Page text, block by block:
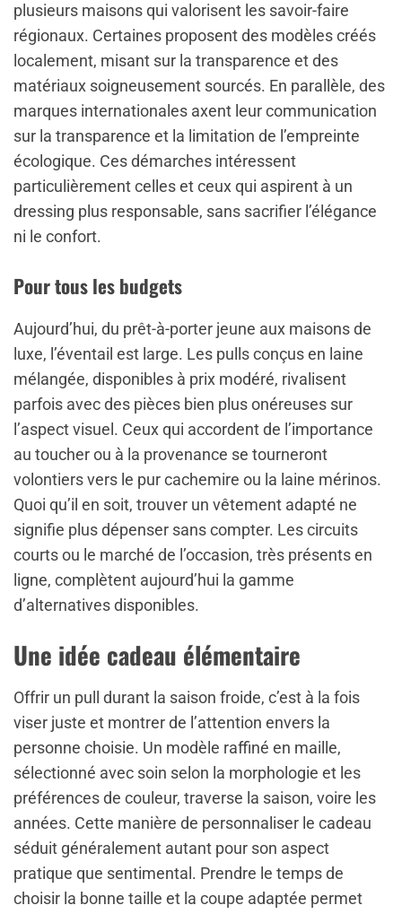
plusieurs maisons qui valorisent les savoir-faire
régionaux. Certaines proposent des modèles créés
localement, misant sur la transparence et des
matériaux soigneusement sourcés. En parallèle, des
marques internationales axent leur communication
sur la transparence et la limitation de l’empreinte
écologique. Ces démarches intéressent
particulièrement celles et ceux qui aspirent à un
dressing plus responsable, sans sacrifier l’élégance
ni le confort.
Pour tous les budgets
Aujourd’hui, du prêt-à-porter jeune aux maisons de
luxe, l’éventail est large. Les pulls conçus en laine
mélangée, disponibles à prix modéré, rivalisent
parfois avec des pièces bien plus onéreuses sur
l’aspect visuel. Ceux qui accordent de l’importance
au toucher ou à la provenance se tourneront
volontiers vers le pur cachemire ou la laine mérinos.
Quoi qu’il en soit, trouver un vêtement adapté ne
signifie plus dépenser sans compter. Les circuits
courts ou le marché de l’occasion, très présents en
ligne, complètent aujourd’hui la gamme
d’alternatives disponibles.
Une idée cadeau élémentaire
Offrir un pull durant la saison froide, c’est à la fois
viser juste et montrer de l’attention envers la
personne choisie. Un modèle raffiné en maille,
sélectionné avec soin selon la morphologie et les
préférences de couleur, traverse la saison, voire les
années. Cette manière de personnaliser le cadeau
séduit généralement autant pour son aspect
pratique que sentimental. Prendre le temps de
choisir la bonne taille et la coupe adaptée permet